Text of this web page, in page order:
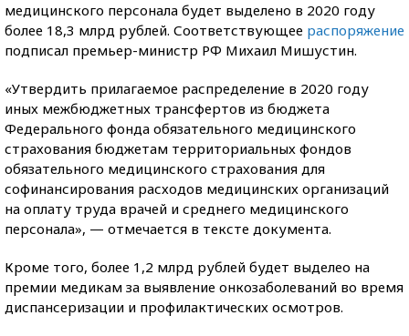
медицинского персонала будет выделено в 2020 году
более 18,3 млрд рублей. Соответствующее распоряжение
подписал премьер-министр РФ Михаил Мишустин.
«Утвердить прилагаемое распределение в 2020 году
иных межбюджетных трансфертов из бюджета
Федерального фонда обязательного медицинского
страхования бюджетам территориальных фондов
обязательного медицинского страхования для
софинансирования расходов медицинских организаций
на оплату труда врачей и среднего медицинского
персонала», — отмечается в тексте документа.
Кроме того, более 1,2 млрд рублей будет выделео на
премии медикам за выявление онкозаболеваний во время
диспансеризации и профилактических осмотров.